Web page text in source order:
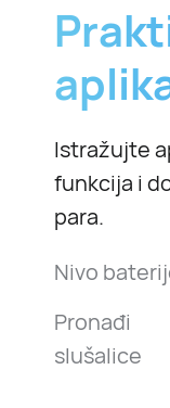
Istražujte
funkcija i
para.
Nivo
Pronađi
slušalice